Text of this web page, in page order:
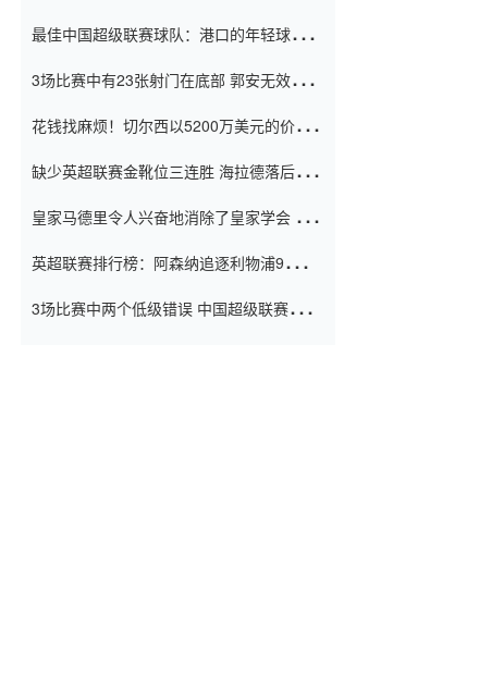
最佳中国超级联赛球队：港口的年轻球员在
（Taishan）
3场比赛中有23张射门在底部 郭安无效传球
花钱找麻烦！切尔西以5200万美元的价格
窗口
缺少英超联赛金靴位三连胜 海拉德落后6球
皇家马德里令人兴奋地消除了皇家学会 安
英超联赛排行榜：阿森纳追逐利物浦9分 曼
3场比赛中两个低级错误 中国超级联赛的前